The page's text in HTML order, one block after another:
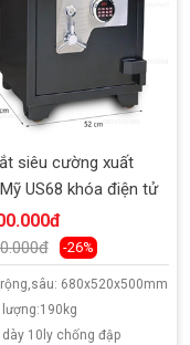
siêu cường xuất
US68 khóa điện tử
-26%
680x520x500mm
lượng:190kg
10ly chống đập